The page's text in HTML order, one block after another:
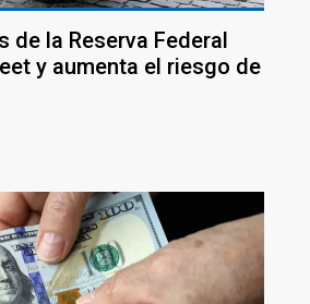
de la Reserva Federal
y aumenta el riesgo de